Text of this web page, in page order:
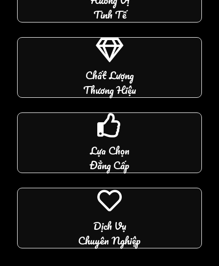
Tinh Tế
Chất Lượng
Thương Hiệu
Lựa Chọn
Đẳng Cấp
Dịch Vụ
Chuyên Nghiệp